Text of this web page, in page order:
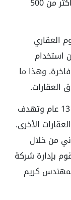
العقاري
استخدام
وهذا ما
العقارات.
تتمتع شركة رويال العقارية بخبرة تزيد عن 13 عام وتهدف
الأخرى.
من خلال
بإدارة شركة
كريم